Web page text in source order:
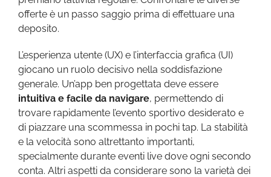
offerte è un passo saggio prima di effettuare una
deposito.
L’esperienza utente (UX) e l’interfaccia grafica (UI)
giocano un ruolo decisivo nella soddisfazione
generale. Un’app ben progettata deve essere
intuitiva e facile da navigare, permettendo di
trovare rapidamente l’evento sportivo desiderato e
di piazzare una scommessa in pochi tap. La stabilità
e la velocità sono altrettanto importanti,
specialmente durante eventi live dove ogni secondo
conta. Altri aspetti da considerare sono la varietà dei